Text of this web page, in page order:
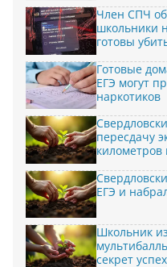
Член СПЧ
школьники
готовы
Готовые
ЕГЭ могут
наркотиков
пересдачу
километров
ЕГЭ и
Школьник
секрет